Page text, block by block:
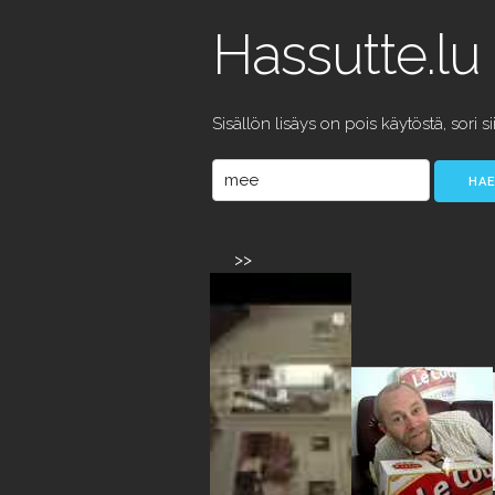
Hassutte.lu
Sisällön lisäys on pois käytöstä, sori
>>